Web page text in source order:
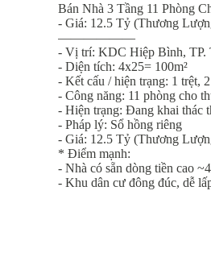
Bán Nhà 3 Tầng 11 Phòng
- Giá: 12.5 Tỷ (Thương
——————
- Vị trí: KDC Hiệp Bình, TP.
- Diện tích: 4x25= 100m²
- Kết cấu / hiện trạng: 1 trệt,
- Công năng: 11 phòng cho
- Hiện trạng: Đang khai thác
- Pháp lý: Sổ hồng riêng
- Giá: 12.5 Tỷ (Thương
* Điểm mạnh:
- Nhà có sẵn dòng tiền cao
- Khu dân cư đông đúc, dễ